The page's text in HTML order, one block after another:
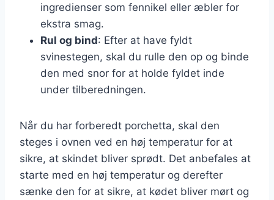
ingredienser som fennikel eller æbler for
ekstra smag.
Rul og bind: Efter at have fyldt
svinestegen, skal du rulle den op og binde
den med snor for at holde fyldet inde
under tilberedningen.
Når du har forberedt porchetta, skal den
steges i ovnen ved en høj temperatur for at
sikre, at skindet bliver sprødt. Det anbefales at
starte med en høj temperatur og derefter
sænke den for at sikre, at kødet bliver mørt og